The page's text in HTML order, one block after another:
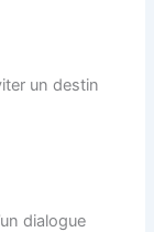
un destin
dialogue